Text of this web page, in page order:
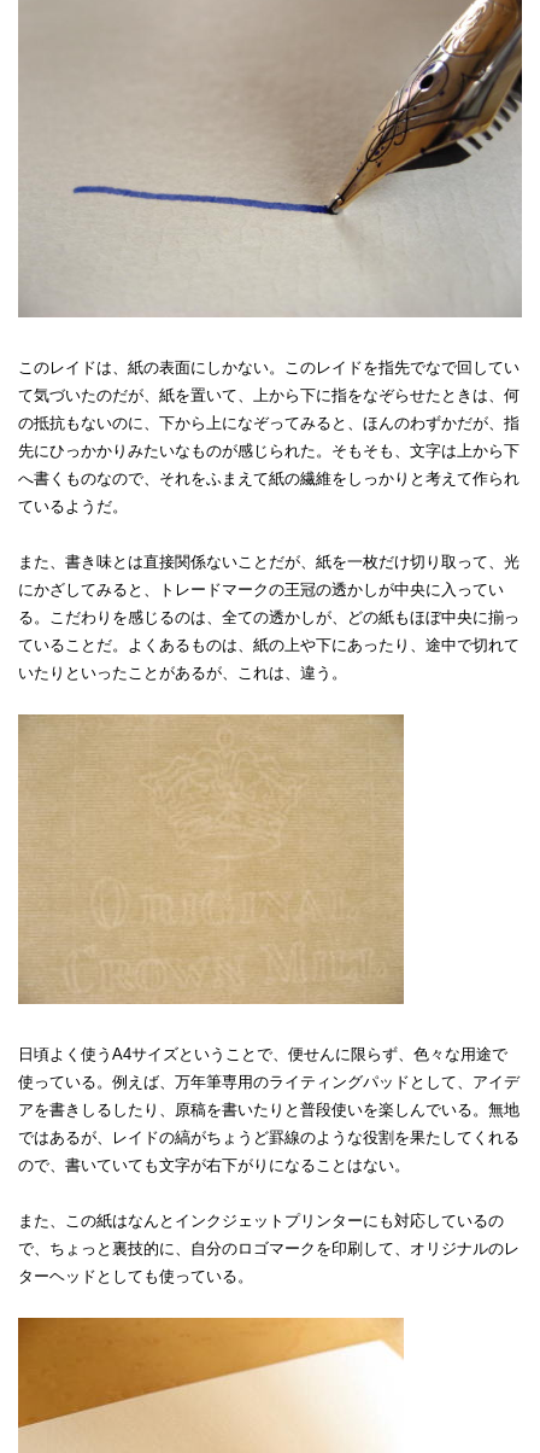
このレイドは、紙の表面にしかない。このレイドを指先でなで回してい
て気づいたのだが、紙を置いて、上から下に指をなぞらせたときは、何
の抵抗もないのに、下から上になぞってみると、ほんのわずかだが、指
先にひっかかりみたいなものが感じられた。そもそも、文字は上から下
へ書くものなので、それをふまえて紙の繊維をしっかりと考えて作られ
ているようだ。
また、書き味とは直接関係ないことだが、紙を一枚だけ切り取って、光
にかざしてみると、トレードマークの王冠の透かしが中央に入ってい
る。こだわりを感じるのは、全ての透かしが、どの紙もほぼ中央に揃っ
ていることだ。よくあるものは、紙の上や下にあったり、途中で切れて
いたりといったことがあるが、これは、違う。
日頃よく使うA4サイズということで、便せんに限らず、色々な用途で
使っている。例えば、万年筆専用のライティングパッドとして、アイデ
アを書きしるしたり、原稿を書いたりと普段使いを楽しんでいる。無地
ではあるが、レイドの縞がちょうど罫線のような役割を果たしてくれる
ので、書いていても文字が右下がりになることはない。
また、この紙はなんとインクジェットプリンターにも対応しているの
で、ちょっと裏技的に、自分のロゴマークを印刷して、オリジナルのレ
ターヘッドとしても使っている。